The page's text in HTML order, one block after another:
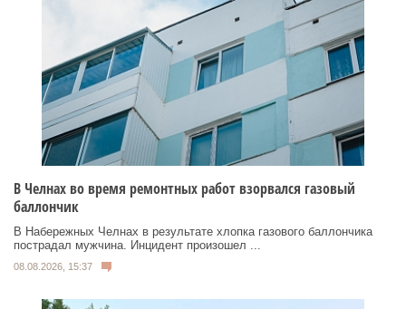
В Челнах во время ремонтных работ взорвался газовый
баллончик
В Набережных Челнах в результате хлопка газового баллончика
пострадал мужчина. Инцидент произошел ...
08.08.2026, 15:37